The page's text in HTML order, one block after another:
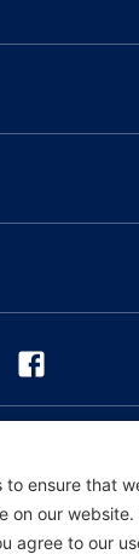
는 Medicare 및
다.
to ensure that
on our
agree to our